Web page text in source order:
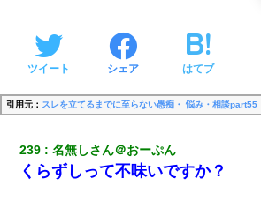
ツイート シェア はてブ
引用元： スレを立てるまでに至らない愚痴・ 悩み・相談part55
239 名無しさん＠おーぷん
くらずしって不味いですか？